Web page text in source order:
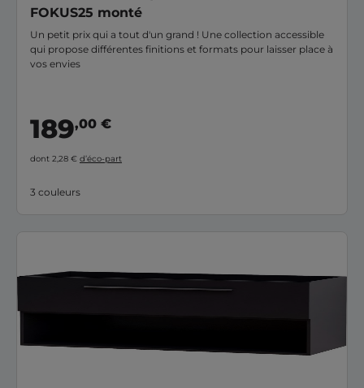
FOKUS25 monté
Un petit prix qui a tout d'un grand ! Une collection accessible
qui propose différentes finitions et formats pour laisser place à
vos envies
189,00 €
dont 2,28 € d’éco-part
3 couleurs